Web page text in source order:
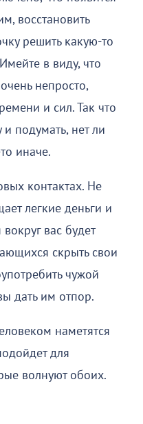
восстановить
решить какую-то
в виду, что
непросто,
и сил. Так что
и подумать, нет ли
иначе.
контактах. Не
легкие деньги и
вас будет
скрыть свои
чужой
дать им отпор.
наметятся
для
волнуют обоих.